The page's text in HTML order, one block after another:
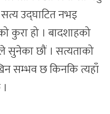
उद्घाटित नभइ
कुरा हो । बादशाहको
सुनेका छौं । सत्यताको
सम्भव छ किनकि त्यहाँ